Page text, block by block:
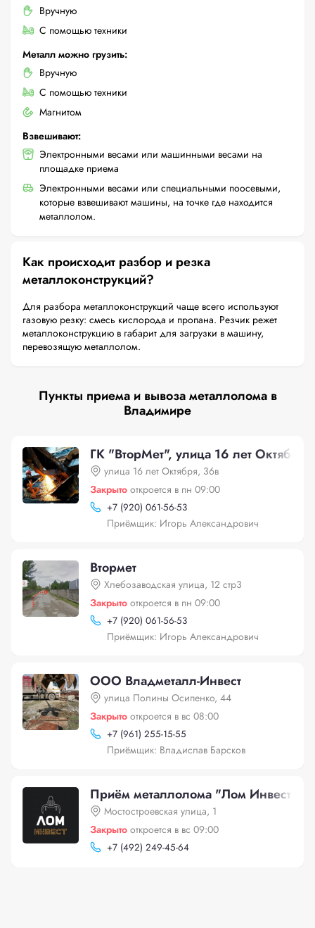
Вручную
С помощью техники
Металл можно грузить:
Вручную
С помощью техники
Магнитом
Взвешивают:
Электронными весами или машинными весами на
площадке приема
Электронными весами или специальными поосевыми,
которые взвешивают машины, на точке где находится
металлолом.
Как происходит разбор и резка
металлоконструкций?
Для разбора металлоконструкций чаще всего используют
газовую резку: смесь кислорода и пропана. Резчик режет
металлоконструкцию в габарит для загрузки в машину,
перевозящую металлолом.
Пункты приема и вывоза металлолома в
Владимире
ГК "ВторМет", улица 16 лет Октября,
улица 16 лет Октября, 36в
Закрыто откроется в пн 09:00
+7 (920) 061-56-53
Приёмщик: Игорь Александрович
Втормет
Хлебозаводская улица, 12 стр3
Закрыто откроется в пн 09:00
+7 (920) 061-56-53
Приёмщик: Игорь Александрович
ООО Владметалл-Инвест
улица Полины Осипенко, 44
Закрыто откроется в вс 08:00
+7 (961) 255-15-55
Приёмщик: Владислав Барсков
Приём металлолома "Лом Инвест",
Мостостроевская улица, 1
Закрыто откроется в вс 09:00
+7 (492) 249-45-64